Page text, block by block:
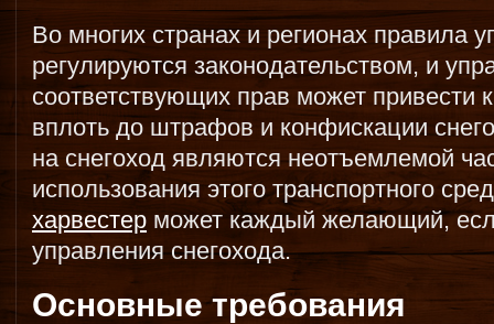
Во многих странах и регионах правила
регулируются законодательством, и
соответствующих прав может привести
вплоть до штрафов и конфискации
на снегоход являются неотъемлемой
использования этого транспортного
харвестер может каждый желающий,
управления снегохода.
Основные требования